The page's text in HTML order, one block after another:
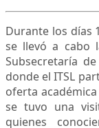
Durante los días
se llevó a cabo
Subsecretaría
donde el ITSL
oferta
se tuvo una
quienes